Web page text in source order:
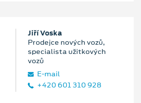
Jiří Voska
Prodejce nových vozů,
specialista užitkových
vozů
E‑mail
+420 601 310 928